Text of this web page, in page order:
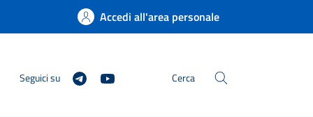
Accedi all'area personale
Seguici su Cerca